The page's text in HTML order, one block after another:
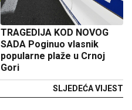
TRAGEDIJA KOD NOVOG
SADA Poginuo vlasnik
popularne plaže u Crnoj
Gori
SLJEDEĆA VIJEST